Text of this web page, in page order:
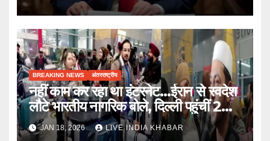
BREAKING NEWS अंतरराष्ट्रीय
नहीं काम कर रहा था इंटरनेट…ईरान से स्वदेश
लौटे भारतीय नागरिक बोले, दिल्ली पहुंचीं 2
फ्लाइट्स
JAN 18, 2026 LIVE INDIA KHABAR